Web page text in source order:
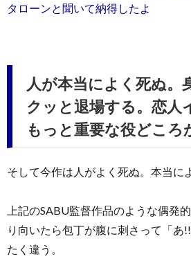
タローンと聞いて納得したよ
人が本当によく死ぬ。
クッと退場する。恋人
もっと重要な役どころ
そして今作は人がよく死ぬ。本当に
上記のSABU監督作品のような偶発
り向いたら包丁が腹に刺さって「あ
たく違う。